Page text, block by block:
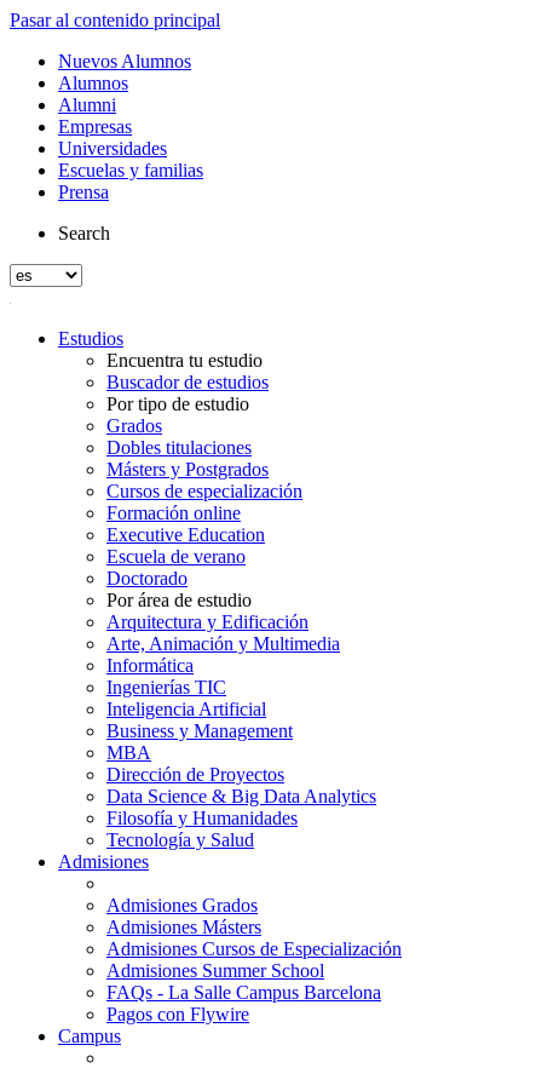
Pasar al contenido principal
Nuevos Alumnos
Alumnos
Alumni
Empresas
Universidades
Escuelas y familias
Prensa
Search
Estudios
Encuentra tu estudio
Buscador de estudios
Por tipo de estudio
Grados
Dobles titulaciones
Másters y Postgrados
Cursos de especialización
Formación online
Executive Education
Escuela de verano
Doctorado
Por área de estudio
Arquitectura y Edificación
Arte, Animación y Multimedia
Informática
Ingenierías TIC
Inteligencia Artificial
Business y Management
MBA
Dirección de Proyectos
Data Science & Big Data Analytics
Filosofía y Humanidades
Tecnología y Salud
Admisiones
Admisiones Grados
Admisiones Másters
Admisiones Cursos de Especialización
Admisiones Summer School
FAQs - La Salle Campus Barcelona
Pagos con Flywire
Campus